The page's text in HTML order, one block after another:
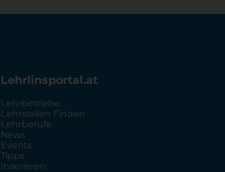
Lehrlinsportal.at
Lehrbetriebe
Lehrstellen Finden
Lehrberufe
News
Events
Tipps
Inserieren